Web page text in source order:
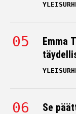
Emma
Se